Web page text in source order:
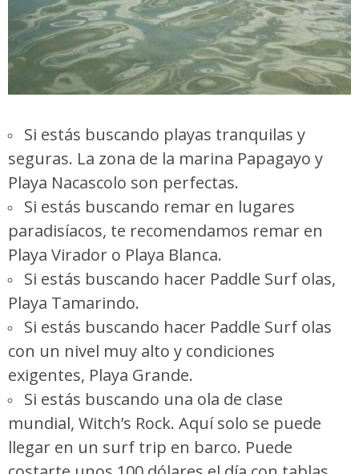
Si estás buscando playas tranquilas y
seguras. La zona de la marina Papagayo y
Playa Nacascolo son perfectas.
Si estás buscando remar en lugares
paradisíacos, te recomendamos remar en
Playa Virador o Playa Blanca.
Si estás buscando hacer Paddle Surf olas,
Playa Tamarindo.
Si estás buscando hacer Paddle Surf olas
con un nivel muy alto y condiciones
exigentes, Playa Grande.
Si estás buscando una ola de clase
mundial, Witch’s Rock. Aquí solo se puede
llegar en un surf trip en barco. Puede